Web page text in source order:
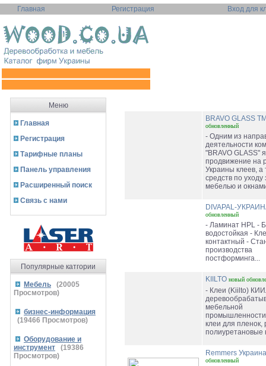
Главная Регистрация Вход для
Меню
Главная
Регистрация
Тарифные планы
Панель управления
Расширенный поиск
Связь с нами
Популярные катгории
Мебель (20005
Просмотров)
бизнес-информация
(19466 Просмотров)
Оборудование и
инструмент
(19386
Просмотров)
BRAVO GLASS
обновленный
- Одним из
деятельности
"BRAVO GLASS"
продвижение на
Украины клеев, а
средств по уходу
мебелью и
DIVAPAL-
обновленный
- Ламинат HPL -
водостойкая -
контактный -
производства
постформинга...
KIILTO новый
- Клеи (Kiilto)
мебельной
клеи для пленок,
полиуретановые
Remmers Украина
обновленный